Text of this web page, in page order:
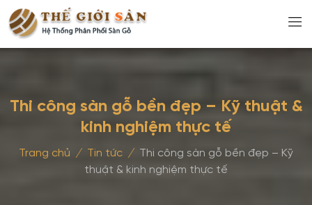
Thi công sàn gỗ bền đẹp – Kỹ thuật &
kinh nghiệm thực tế
Trang chủ / Tin tức / Thi công sàn gỗ bền đẹp – Kỹ
thuật & kinh nghiệm thực tế